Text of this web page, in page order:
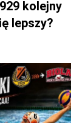
kolejny
lepszy?